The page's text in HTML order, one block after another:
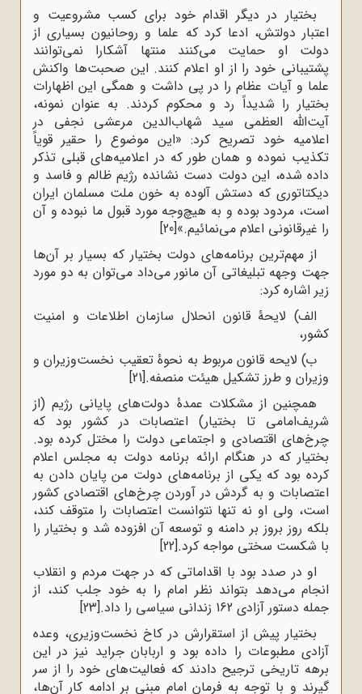
بختیار در دیگر اقدام خود برای کسب مشروعیت و
اعتبار دولتش، ادعا کرد که علما و روحانیون بسیاری از
دولت او حمایت می‌کنند منتها آشکارا نمی‌توانند
پشتیبانی خود را از او اعلام کنند. این صحبت‌ها واکنش
علما و آیات عظام را در پی داشت و همگی این اظهارات
بختیار را شدیداً رد و محکوم کردند. به‌ عنوان نمونه،
آیت‌الله العظمی سید شهاب‌الدین مرعشی نجفی در
اعلامیه خود تصریح کرد: «این موضوع را حقیر قویاً
تکذیب نموده و همان طور که در اعلامیه‌های قبلی تذکر
داده شده، این دولت دست ‌نشانده رژیم ظالم و فاسد و
دیکتاتوری که دستش آلوده به خون ملت مسلمان ایران
است، مردود بوده و به هیچ‌وجه مورد قبول ما نبوده و آن
را غیرقانونی اعلام می‌نمائیم.»[20]
از مهم‌ترین برنامه‌های دولت بختیار که بسیار بر آن‌ها
جهت وجهه تبلیغاتی آن مانور می‌داد می‌توان به دو مورد
زیر اشاره کرد:
الف) لایحۀ قانون انحلال سازمان اطلاعات و امنیت
کشور،
ب) لایحه قانون مربوط به نحوۀ تعقیب نخست‌وزیران و
وزیران و طرز تشکیل هیئت منصفه.[21]
همچنین از مشکلات عمدۀ دولت‌های پایانی رژیم (از
شریف‌امامی تا بختیار) اعتصابات در کشور بود که
چرخ‌های اقتصادی و اجتماعی دولت را مختل کرده بود.
بختیار که‌ در هنگام‌ ارائه‌ برنامه‌‌ دولت‌ به‌ مجلس‌ اعلام‌
کرده‌ بود که‌ یکی‌ از برنامه‌های‌ دولت‌ من‌ پایان‌ دادن‌ به‌
اعتصابات‌ و به‌ گردش‌ در آوردن‌ چرخ‌های‌ اقتصادی ‌کشور
است‌، ولی او نه‌ تنها نتوانست‌ اعتصابات‌ را متوقف‌ کند،
بلکه‌ روز بروز بر دامنه‌ و توسعه‌‌ آن‌ افزوده‌ شد و بختیار را
با شکست‌ سختی‌ مواجه‌ کرد.[22]
او در صدد بود با اقداماتی که در جهت مردم و انقلاب
انجام می‌دهد بتواند نظر امام را به خود جلب کند، از
جمله دستور آزادی 162 زندانی سیاسی را داد.
[23]
بختیار پیش از استقرارش در کاخ نخست‌وزیری، وعده
آزادی مطبوعات را داده بود و اربابان جراید نیز در این
برهه تاریخی ترجیح دادند که فعالیت‌های خود را از سر
گیرند و با توجه به فرمان امام مبنی بر ادامه کار آن‌ها،